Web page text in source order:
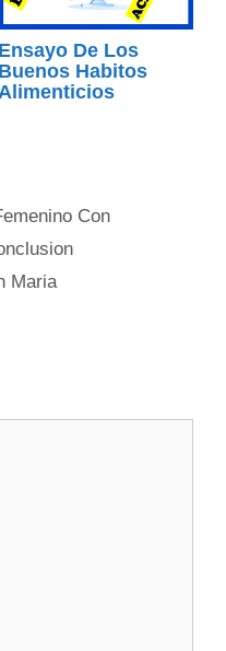
Ensayo De Los
Buenos Habitos
Alimenticios
Con
Maria